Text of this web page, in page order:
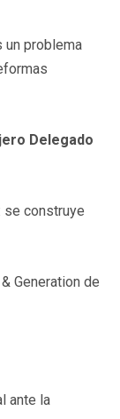
un problema
Delegado
se construye
Generation de
ante la